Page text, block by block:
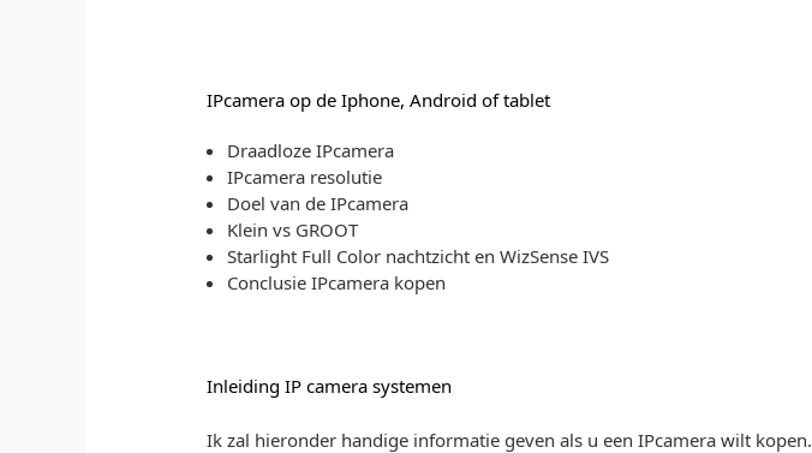
IPcamera op de Iphone, Android of tablet
Draadloze IPcamera
IPcamera resolutie
Doel van de IPcamera
Klein vs GROOT
Starlight Full Color nachtzicht en WizSense IVS
Conclusie IPcamera kopen
Inleiding IP camera systemen
Ik zal hieronder handige informatie geven als u een IPcamera wilt kopen.